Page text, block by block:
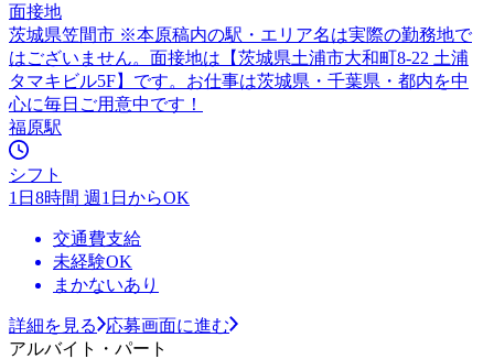
面接地
茨城県笠間市 ※本原稿内の駅・エリア名は実際の勤務地で
はございません。面接地は【茨城県土浦市大和町8-22 土浦
タマキビル5F】です。お仕事は茨城県・千葉県・都内を中
心に毎日ご用意中です！
福原駅
シフト
1日8時間 週1日からOK
交通費支給
未経験OK
まかないあり
詳細を見る
応募画面に進む
アルバイト・パート